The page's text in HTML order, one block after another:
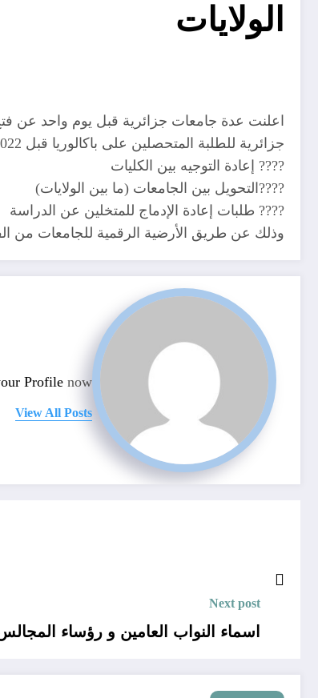
الولايات
جزائرية للطلبة المتحصلين على باكالوريا قبل 2022 أنه قد تم فتح باب الترشح لــ:
???? إعادة التوجيه بين الكليات
????التحويل بين الجامعات (ما بين الولايات)
???? طلبات إعادة الإدماج للمتخلين عن الدراسة
وذلك عن طريق الأرضية الرقمية للجامعات من الفترة الممتدة
Profile now.
View All Posts
Next post
اسماء النواب العامين و رؤساء المجالس